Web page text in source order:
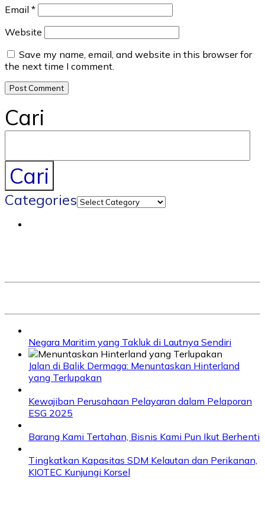
Email *
Website
Save my name, email, and website in this browser for
the next time I comment.
Cari
Cari
Categories
Negara Maritim yang Takluk di Lautnya Sendiri
Jalan di Balik Dermaga: Menuntaskan Hinterland
yang Terlupakan
Kewajiban Perusahaan Pelayaran dalam Pelaporan
ESG 2025
Barang Kami Tertahan, Bisnis Kami Pun Ikut Berhenti
Tingkatkan Kapasitas SDM Kelautan dan Perikanan,
KIOTEC Kunjungi Korsel